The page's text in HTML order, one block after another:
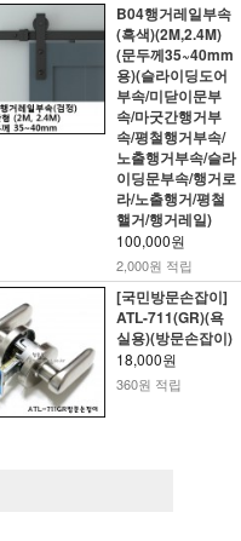
B04행거레일부속
(흑색)(2M,2.4M)
(문두께35~40mm
용)(슬라이딩도어
부속/미닫이문부
속/마굿간행거부
속/평철행거부속/
노출행거부속/슬라
이딩문부속/행거로
라/노출행거/평철
핼거/행거레일)
100,000원
2,000원 적립
[국민방문손잡이]
ATL-711(GR)(욕
실용)(방문손잡이)
18,000원
360원 적립